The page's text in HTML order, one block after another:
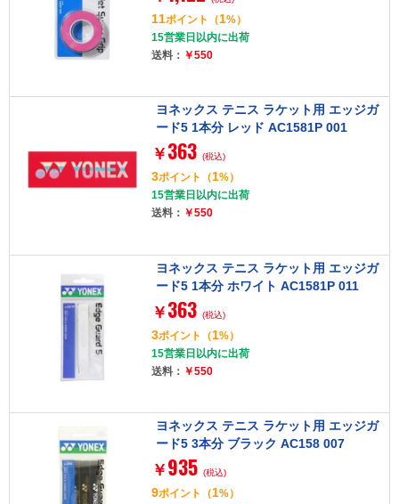
11ポイント （1%）
15営業日以内に出荷
送料： ￥550
ヨネックス テニス ラケット用 エッジガ
ード5 1本分 レッド AC1581P 001
￥ 363 (税込)
3ポイント （1%）
15営業日以内に出荷
送料： ￥550
ヨネックス テニス ラケット用 エッジガ
ード5 1本分 ホワイト AC1581P 011
￥ 363 (税込)
3ポイント （1%）
15営業日以内に出荷
送料： ￥550
ヨネックス テニス ラケット用 エッジガ
ード5 3本分 ブラック AC158 007
￥ 935 (税込)
9ポイント （1%）